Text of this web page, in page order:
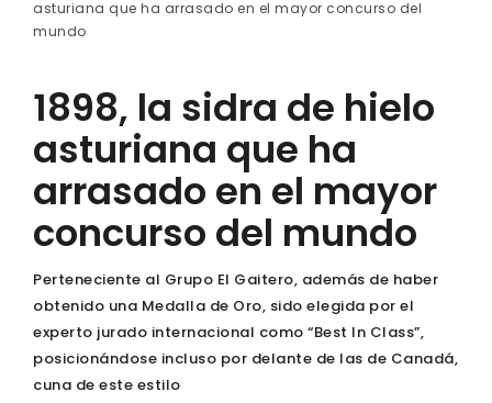
asturiana que ha arrasado en el mayor concurso del
mundo
1898, la sidra de hielo
asturiana que ha
arrasado en el mayor
concurso del mundo
Perteneciente al Grupo El Gaitero, además de haber
obtenido una Medalla de Oro, sido elegida por el
experto jurado internacional como “Best In Class”,
posicionándose incluso por delante de las de Canadá,
cuna de este estilo